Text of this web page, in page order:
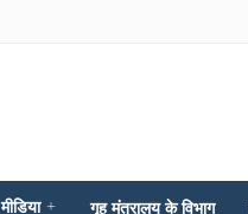
मीडिया + गृह मंत्रालय के विभाग